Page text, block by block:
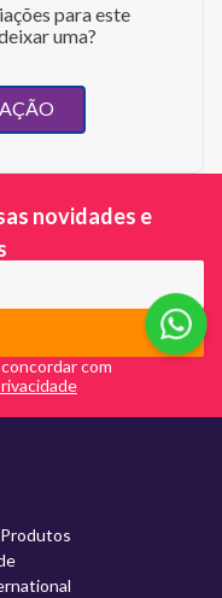
para este
uma?
novidades e
com